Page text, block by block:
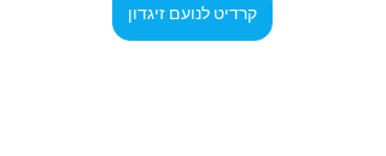
קרדיט לנועם זיגדון